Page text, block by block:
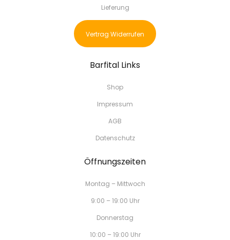
Lieferung
Vertrag Widerrufen
Barfital Links
Shop
Impressum
AGB
Datenschutz
Öffnungszeiten
Montag – Mittwoch
9:00 – 19:00 Uhr
Donnerstag
10:00 – 19:00 Uhr